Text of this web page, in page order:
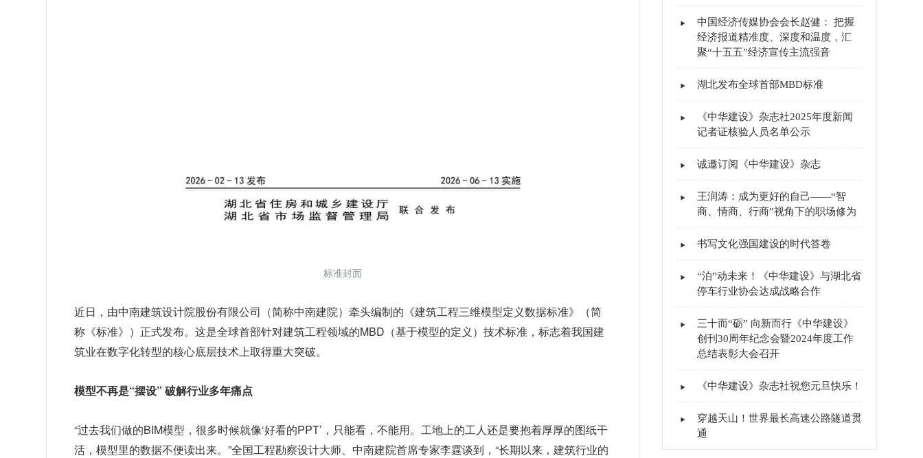
标准封面
近日，由中南建筑设计院股份有限公司（简称中南建院）牵头编制的《建筑工程三维模型定义数据标准》（简
称《标准》）正式发布。这是全球首部针对建筑工程领域的MBD（基于模型的定义）技术标准，标志着我国建
筑业在数字化转型的核心底层技术上取得重大突破。
模型不再是“摆设” 破解行业多年痛点
“过去我们做的BIM模型，很多时候就像‘好看的PPT’，只能看，不能用。工地上的工人还是要抱着厚厚的图纸干
活，模型里的数据不便读出来。”全国工程勘察设计大师、中南建院首席专家李霆谈到，“长期以来，建筑行业的
中国经济传媒协会会长赵健： 把握
经济报道精准度、深度和温度，汇
聚“十五五”经济宣传主流强音
湖北发布全球首部MBD标准
《中华建设》杂志社2025年度新闻
记者证核验人员名单公示
诚邀订阅《中华建设》杂志
王润涛：成为更好的自己——“智
商、情商、行商”视角下的职场修为
书写文化强国建设的时代答卷
“泊”动未来！《中华建设》与湖北省
停车行业协会达成战略合作
三十而“砺” 向新而行《中华建设》
创刊30周年纪念会暨2024年度工作
总结表彰大会召开
《中华建设》杂志社祝您元旦快乐！
穿越天山！世界最长高速公路隧道贯
通